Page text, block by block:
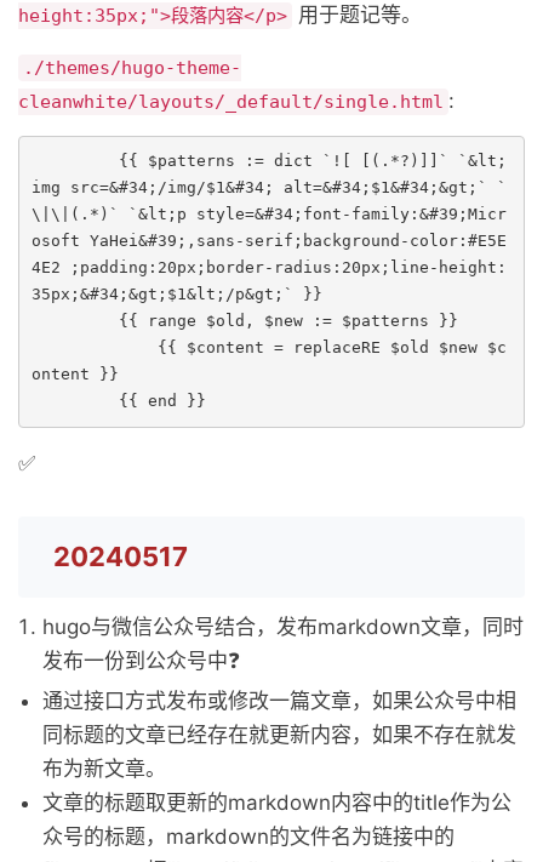
height:35px;">段落内容</p>
用于题记等。
./themes/hugo-theme-
cleanwhite/layouts/_default/single.html :
img src=&#34;/img/$1&#34; alt=&#34;$1&#34;&gt;` `
\|\|(.*)` `&lt;p style=&#34;font-family:&#39;Micr
osoft YaHei&#39;,sans-serif;background-color:#E5E
4E2 ;padding:20px;border-radius:20px;line-height:
35px;&#34;&gt;$1&lt;/p&gt;` }}
ontent }}
         {{ end }}
✅
20240517
hugo与微信公众号结合，发布markdown文章，同时
发布一份到公众号中❓
通过接口方式发布或修改一篇文章，如果公众号中相
同标题的文章已经存在就更新内容，如果不存在就发
布为新文章。
文章的标题取更新的markdown内容中的title作为公
众号的标题，markdown的文件名为链接中的